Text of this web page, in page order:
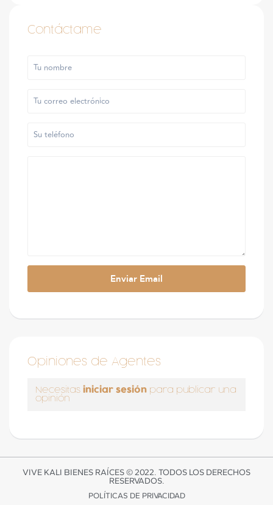
Contáctame
Opiniones de Agentes
Necesitas iniciar sesión para publicar una
opinión
VIVE KALI BIENES RAÍCES © 2022. TODOS LOS DERECHOS
RESERVADOS.
POLÍTICAS DE PRIVACIDAD